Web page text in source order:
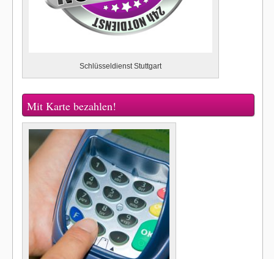
Schlüsseldienst Stuttgart
Mit Karte bezahlen!